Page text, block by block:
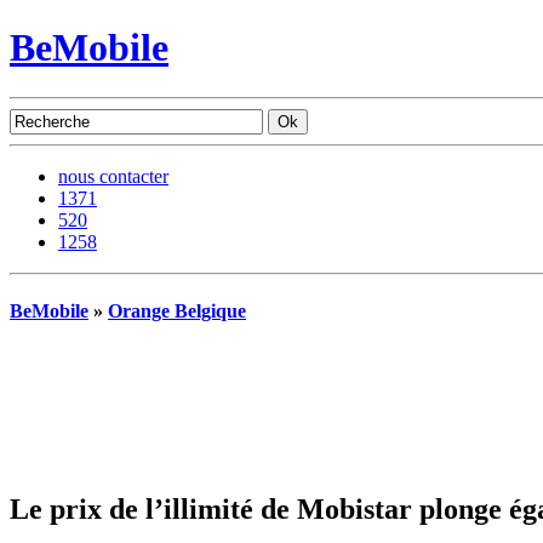
BeMobile
nous contacter
1371
520
1258
BeMobile » Orange Belgique
Le prix de l’illimité de Mobistar plonge